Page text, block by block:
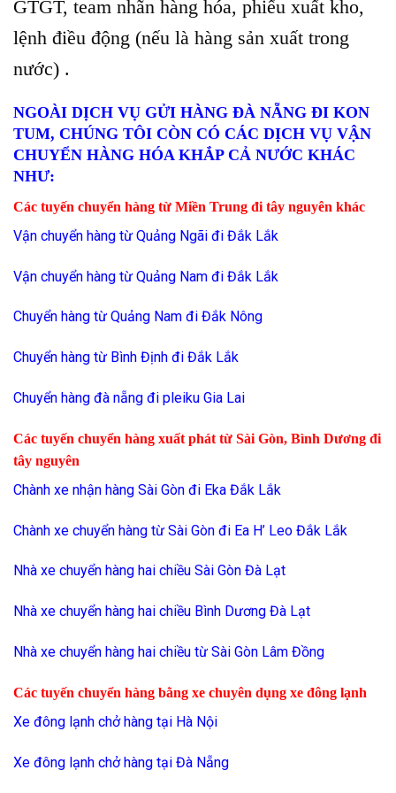
GTGT, team nhãn hàng hóa, phiếu xuất kho,
lệnh điều động (nếu là hàng sản xuất trong
nước) .
NGOÀI DỊCH VỤ GỬI HÀNG ĐÀ NẴNG ĐI KON
TUM, CHÚNG TÔI CÒN CÓ CÁC DỊCH VỤ VẬN
CHUYỂN HÀNG HÓA KHẮP CẢ NƯỚC KHÁC
NHƯ:
Các tuyến chuyển hàng từ Miền Trung đi tây nguyên khác
Vận chuyển hàng từ Quảng Ngãi đi Đắk Lắk
Vận chuyển hàng từ Quảng Nam đi Đắk Lắk
Chuyển hàng từ Quảng Nam đi Đắk Nông
Chuyển hàng từ Bình Định đi Đắk Lắk
Chuyển hàng đà nẵng đi pleiku Gia Lai
Các tuyến chuyển hàng xuất phát từ Sài Gòn, Bình Dương đi
tây nguyên
Chành xe nhận hàng Sài Gòn đi Eka Đắk Lắk
Chành xe chuyển hàng từ Sài Gòn đi Ea H’ Leo Đắk Lắk
Nhà xe chuyển hàng hai chiều Sài Gòn Đà Lạt
Nhà xe chuyển hàng hai chiều Bình Dương Đà Lạt
Nhà xe chuyển hàng hai chiều từ Sài Gòn Lâm Đồng
Các tuyến chuyển hàng bằng xe chuyên dụng xe đông lạnh
Xe đông lạnh chở hàng tại Hà Nội
Xe đông lạnh chở hàng tại Đà Nẵng